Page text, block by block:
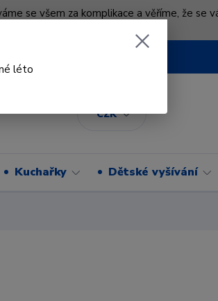
se všem za komplikace a věříme, že se
CZK
Kuchařky Dětské vyšívání
léto